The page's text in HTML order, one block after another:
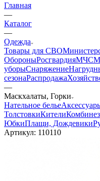
Главная
—
Каталог
—
Одежда
Товары для СВО
ОбороныРосгвардияМЧС
уборыСнаряжение
сезонаРаспродажа
—
Маскхалаты, Горки
Нательное белье
ТолстовкиКители
ЮбкиПлащи, Дождевики
Артикул: 110110